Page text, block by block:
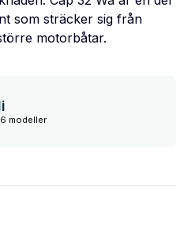
som sträcker sig från
motorbåtar.
modeller